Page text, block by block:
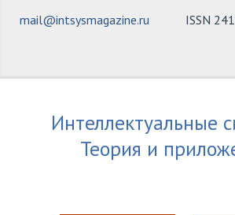
ISSN
mail@intsysmagazine.ru
Интеллектуальные
Теория и